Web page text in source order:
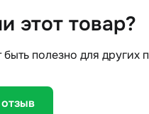
этот товар?
полезно для других